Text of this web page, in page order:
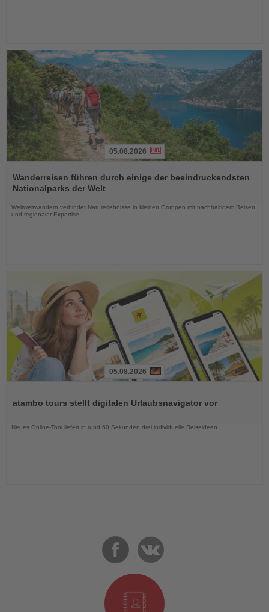
Sie
die
Nachrichten
05.08.2026
Wanderreisen führen durch einige der beeindruckendsten
Nationalparks der Welt
Weltweitwandern verbindet Naturerlebnisse in kleinen Gruppen mit nachhaltigem Reisen
und regionaler Expertise
die
05.08.2026
atambo tours stellt digitalen Urlaubsnavigator vor
Neues Online-Tool liefert in rund 60 Sekunden drei individuelle Reiseideen